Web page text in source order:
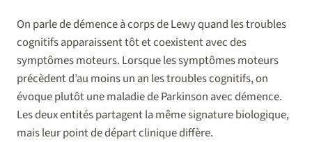
On parle de démence à corps de Lewy quand les troubles
cognitifs apparaissent tôt et coexistent avec des
symptômes moteurs. Lorsque les symptômes moteurs
précèdent d’au moins un an les troubles cognitifs, on
évoque plutôt une maladie de Parkinson avec démence.
Les deux entités partagent la même signature biologique,
mais leur point de départ clinique diffère.